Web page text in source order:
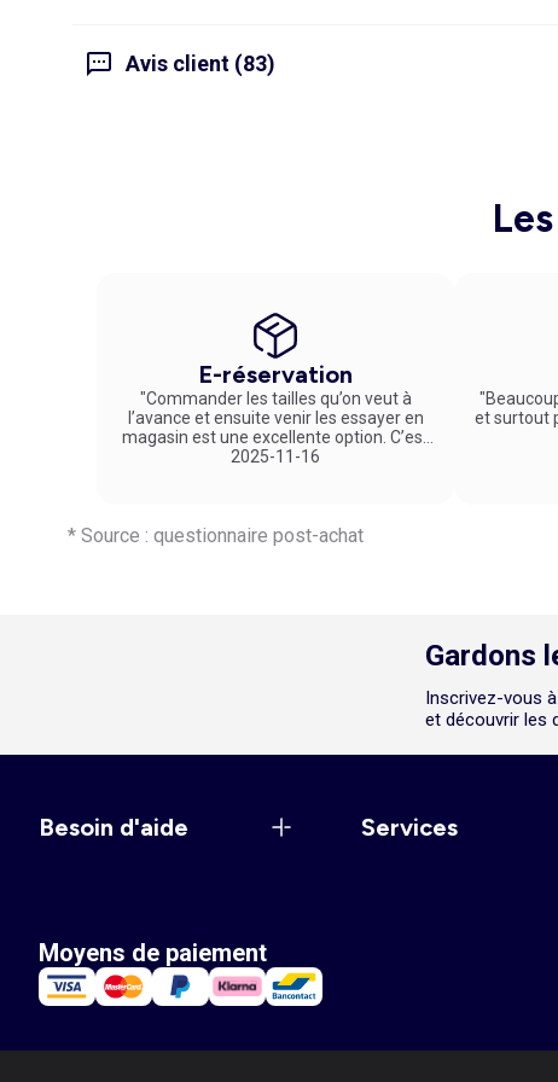
Avis client (83)
E-réservation
"Commander les tailles qu’on veut à
l’avance et ensuite venir les essayer en
magasin est une excellente option. C’est
un service vraiment pratique et agréable
2025-11-16
et surtout
* Source : questionnaire post-achat
Gardons
Inscrivez-vous
et découvrir les
Besoin d'aide Services
Moyens de paiement